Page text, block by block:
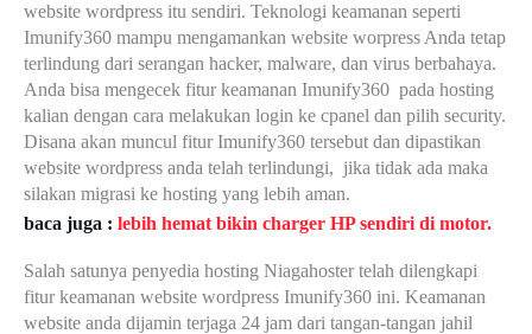
website wordpress itu sendiri. Teknologi keamanan seperti
Imunify360 mampu mengamankan website worpress Anda tetap
terlindung dari serangan hacker, malware, dan virus berbahaya.
Anda bisa mengecek fitur keamanan Imunify360 pada hosting
kalian dengan cara melakukan login ke cpanel dan pilih security.
Disana akan muncul fitur Imunify360 tersebut dan dipastikan
website wordpress anda telah terlindungi, jika tidak ada maka
silakan migrasi ke hosting yang lebih aman.
baca juga : lebih hemat bikin charger HP sendiri di motor.
Salah satunya penyedia hosting Niagahoster telah dilengkapi
fitur keamanan website wordpress Imunify360 ini. Keamanan
website anda dijamin terjaga 24 jam dari tangan-tangan jahil